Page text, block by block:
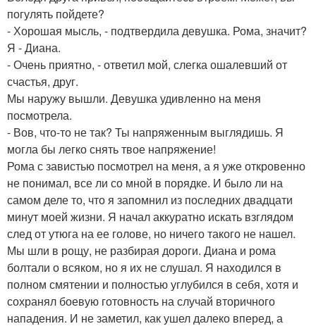
погулять пойдете?
- Хорошая мысль, - подтвердила девушка. Рома, значит?
Я - Диана.
- Очень приятно, - ответил мой, слегка ошалевший от
счастья, друг.
Мы наружу вышли. Девушка удивленно на меня
посмотрела.
- Вов, что-то не так? Ты напряженным выглядишь. Я
могла бы легко снять твое напряжение!
Рома с завистью посмотрел на меня, а я уже откровенно
не понимал, все ли со мной в порядке. И было ли на
самом деле то, что я запомнил из последних двадцати
минут моей жизни. Я начал аккуратно искать взглядом
след от утюга на ее голове, но ничего такого не нашел.
Мы шли в рощу, не разбирая дороги. Диана и рома
болтали о всяком, но я их не слушал. Я находился в
полном смятении и полностью углубился в себя, хотя и
сохранял боевую готовность на случай вторичного
нападения. И не заметил, как ушел далеко вперед, а